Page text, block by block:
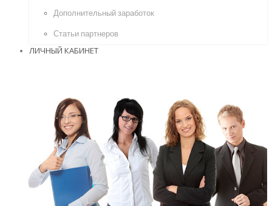
Дополнительный заработок
Статьи партнеров
ЛИЧНЫЙ КАБИНЕТ